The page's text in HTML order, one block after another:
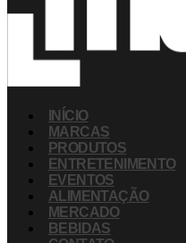
INÍCIO
MARCAS
PRODUTOS
ENTRETENIMENTO
EVENTOS
ALIMENTAÇÃO
MERCADO
BEBIDAS